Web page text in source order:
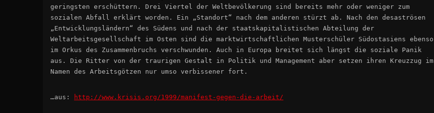
geringsten erschüttern. Drei Viertel der Weltbevölkerung sind bereits mehr oder weniger zum
sozialen Abfall erklärt worden. Ein „Standort“ nach dem anderen stürzt ab. Nach den desaströsen
„Entwicklungsländern“ des Südens und nach der staatskapitalistischen Abteilung der
Weltarbeitsgesellschaft im Osten sind die marktwirtschaftlichen Musterschüler Südostasiens ebenso
im Orkus des Zusammenbruchs verschwunden. Auch in Europa breitet sich längst die soziale Panik
aus. Die Ritter von der traurigen Gestalt in Politik und Management aber setzen ihren Kreuzzug im
Namen des Arbeitsgötzen nur umso verbissener fort.
…aus: http://www.krisis.org/1999/manifest-gegen-die-arbeit/